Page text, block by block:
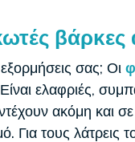
σας; Οι
ελαφριές,
ακόμη και σε
Για τους